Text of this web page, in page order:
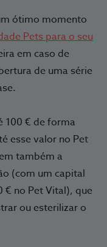
ótimo momento
Pets para o seu
em caso de
de uma série
100 € de forma
esse valor no Pet
também a
(com um capital
€ no Pet Vital), que
ou esterilizar o